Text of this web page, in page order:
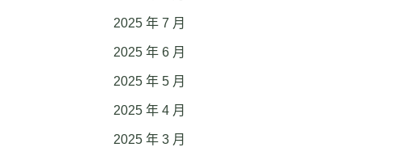
2025 年 7 月
2025 年 6 月
2025 年 5 月
2025 年 4 月
2025 年 3 月